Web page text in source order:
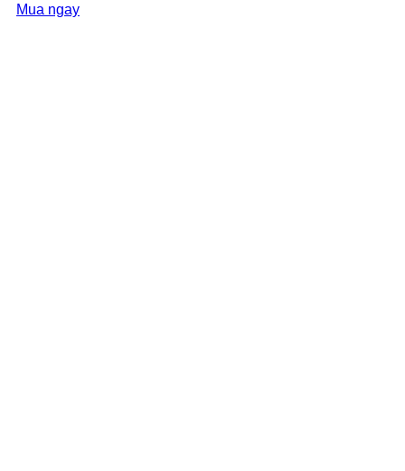
Mua ngay